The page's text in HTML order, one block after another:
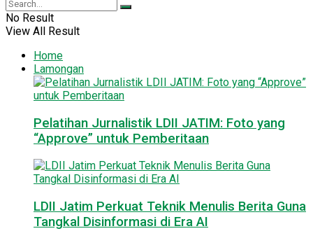
No Result
View All Result
Home
Lamongan
Pelatihan Jurnalistik LDII JATIM: Foto yang
“Approve” untuk Pemberitaan
LDII Jatim Perkuat Teknik Menulis Berita Guna
Tangkal Disinformasi di Era AI